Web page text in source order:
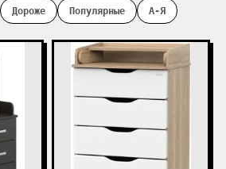
Дороже Популярные А-Я